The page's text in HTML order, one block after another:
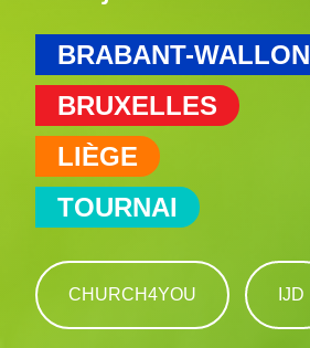
BRABANT-WALLON
BRUXELLES
LIÈGE
TOURNAI
CHURCH4YOU IJD